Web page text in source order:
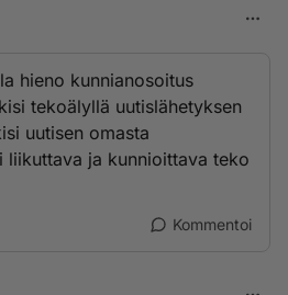
hieno kunnianosoitus
tekoälyllä uutislähetyksen
uutisen omasta
liikuttava ja kunnioittava teko
Kommentoi